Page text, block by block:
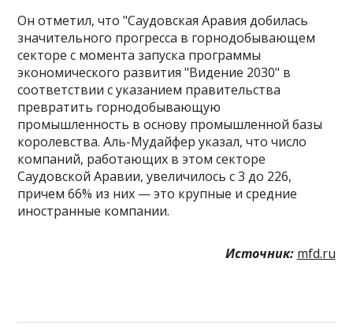
Он отметил, что "Саудовская Аравия добилась
значительного прогресса в горнодобывающем
секторе с момента запуска программы
экономического развития "Видение 2030" в
соответствии с указанием правительства
превратить горнодобывающую
промышленность в основу промышленной базы
королевства. Аль-Мудайфер указал, что число
компаний, работающих в этом секторе
Саудовской Аравии, увеличилось с 3 до 226,
причем 66% из них — это крупные и средние
иностранные компании.
Источник: mfd.ru